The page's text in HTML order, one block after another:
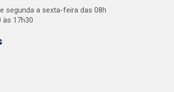
segunda a sexta-feira das 08h
às 17h30